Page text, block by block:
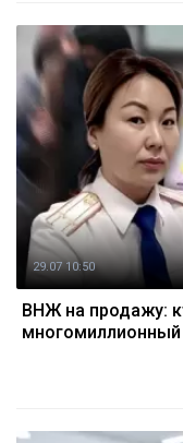
29.07 10:50
ВНЖ на продажу: